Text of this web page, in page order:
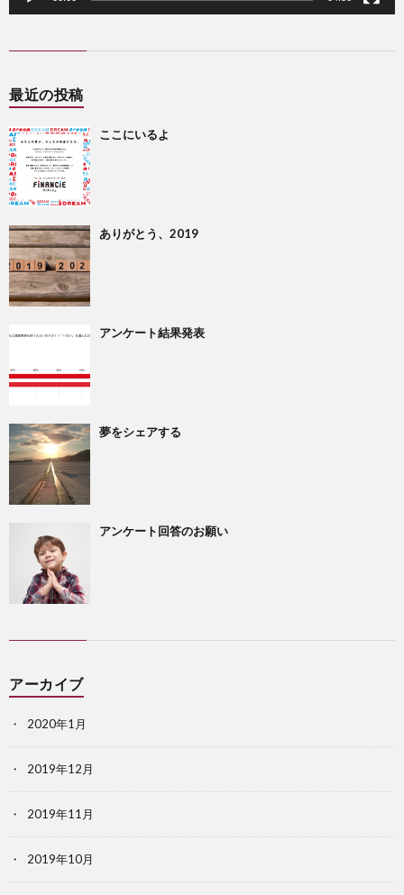
最近の投稿
ここにいるよ
ありがとう、2019
アンケート結果発表
夢をシェアする
アンケート回答のお願い
アーカイブ
2020年1月
2019年12月
2019年11月
2019年10月